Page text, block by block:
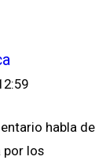
habla de
por los